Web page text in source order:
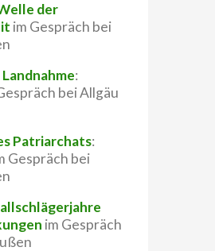
der
im Gespräch bei
:
bei Allgäu
Patriarchats:
Gespräch bei
im Gespräch